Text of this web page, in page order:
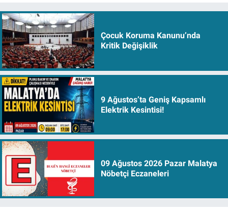
Çocuk Koruma Kanunu’nda
Kritik Değişiklik
9 Ağustos’ta Geniş Kapsamlı
Elektrik Kesintisi!
09 Ağustos 2026 Pazar Malatya
Nöbetçi Eczaneleri